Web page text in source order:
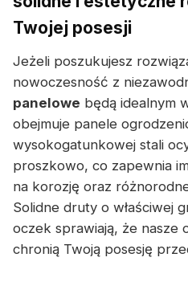
Twojej posesji
Jeżeli poszukujesz
nowoczesność z
panelowe będą idealnym
obejmuje panele
wysokogatunkowej stali
proszkowo, co zapewnia
na korozję oraz
Solidne druty o właściwej
oczek sprawiają, że nasze
chronią Twoją posesję